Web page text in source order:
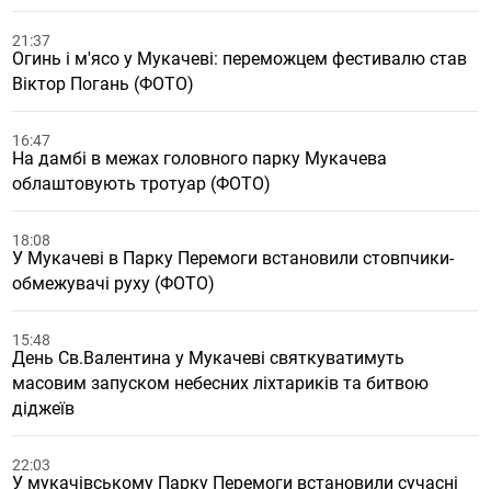
21:37
Огинь і м'ясо у Мукачеві: переможцем фестивалю став
Віктор Погань (ФОТО)
16:47
На дамбі в межах головного парку Мукачева
облаштовують тротуар (ФОТО)
18:08
У Мукачеві в Парку Перемоги встановили стовпчики-
обмежувачі руху (ФОТО)
15:48
День Св.Валентина у Мукачеві святкуватимуть
масовим запуском небесних ліхтариків та битвою
діджеїв
22:03
У мукачівському Парку Перемоги встановили сучасні